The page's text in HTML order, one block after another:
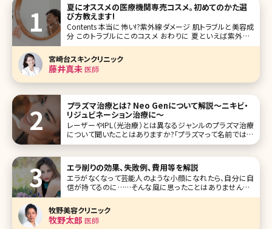
夏にオススメの医療機関専売コスメ。初めてのかた選
び方教えます!
Contents 本当に怖い!?紫外線ダメージ 肌トラブルと美容成
分 このトラブルにこのコスメ おわりに 夏といえば紫外線。
6〜8月は一年で一番紫外線が降り注ぐ時期です。紫外線に
よってさまざまな肌トラブルが起こってしまう可能性がありま
す。 ・日焼けによる肌のヒリヒリ
宮崎台スキンクリニック
藤井真未医師
プラズマ治療とは? Neo Genについて解説〜ニキビ・
リジュビネーション治療に〜
レーザーやIPL（光治療）とは異なるジャンルのプラズマ治療
について聞いたことはありますか?「プラズマって名前では聞
いたことがあるけどそもそも何なんだろう?」「プラズマにも
ズマ治療についてこの記事で全て解説していきます!
エラ削りの効果、失敗例、費用等を解説
エラがなくなって芸能人のような小顔になれたら、自分に自
信が持てるのに……そんな風に思ったことはありませんか?
エラが張っているとそれだけで顔が大きく見え、全体的にゴ
ツゴツとした印象を与えてしまいます。でも、できればエラを
削りたいけれど、骨に手を加える勇気が出ないという方も多
いでしょう。今回はそんな方
牧野美容クリニック
牧野太郎 医師